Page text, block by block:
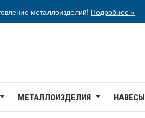
металлоизделий! Подробнее »
МЕТАЛЛОИЗДЕЛИЯ НАВЕСЫ